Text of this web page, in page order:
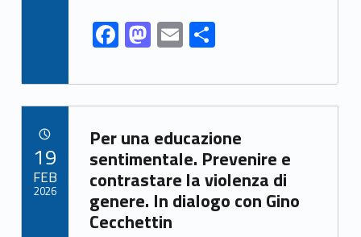
k
F
ac
e
b
o
o
k
M
as
to
d
o
n
E
m
ai
l
S
h
ar
e
Link identifier archive #link-archive-10743
Per una educazione
sentimentale. Prevenire e
contrastare la violenza di
genere. In dialogo con Gino
Cecchettin
19
FEB
2026